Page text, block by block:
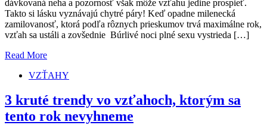
dávkovaná neha a pozornosť však môže vzťahu jedine prospieť.
Takto si lásku vyznávajú chytré páry! Keď opadne milenecká
zamilovanosť, ktorá podľa rôznych prieskumov trvá maximálne rok,
vzťah sa ustáli a zovšednie Búrlivé noci plné sexu vystrieda […]
Read More
VZŤAHY
3 kruté trendy vo vzťahoch, ktorým sa
tento rok nevyhneme